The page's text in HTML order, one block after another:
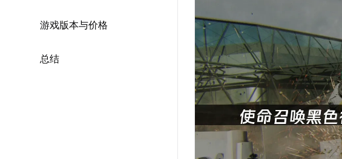
游戏版本与价格
总结